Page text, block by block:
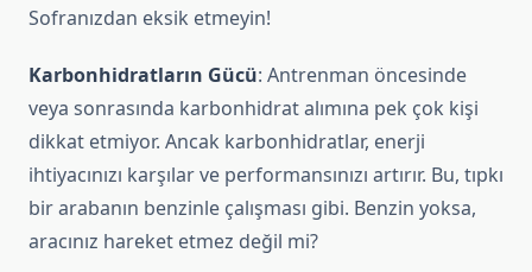
Sofranızdan eksik etmeyin!
Karbonhidratların Gücü: Antrenman öncesinde
veya sonrasında karbonhidrat alımına pek çok kişi
dikkat etmiyor. Ancak karbonhidratlar, enerji
ihtiyacınızı karşılar ve performansınızı artırır. Bu, tıpkı
bir arabanın benzinle çalışması gibi. Benzin yoksa,
aracınız hareket etmez değil mi?